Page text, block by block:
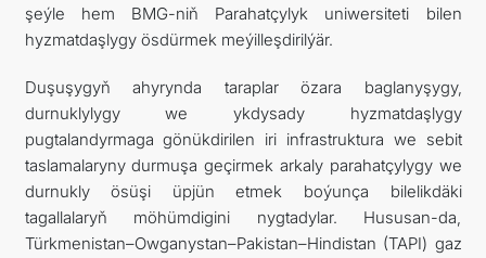
şeýle hem BMG-niň Parahatçylyk uniwersiteti bilen
hyzmatdaşlygy ösdürmek meýilleşdirilýär.
Duşuşygyň ahyrynda taraplar özara baglanyşygy,
durnuklylygy we ykdysady hyzmatdaşlygy
pugtalandyrmaga gönükdirilen iri infrastruktura we sebit
taslamalaryny durmuşa geçirmek arkaly parahatçylygy we
durnukly ösüşi üpjün etmek boýunça bilelikdäki
tagallalaryň möhümdigini nygtadylar. Hususan-da,
Türkmenistan–Owganystan–Pakistan–Hindistan (TAPI) gaz